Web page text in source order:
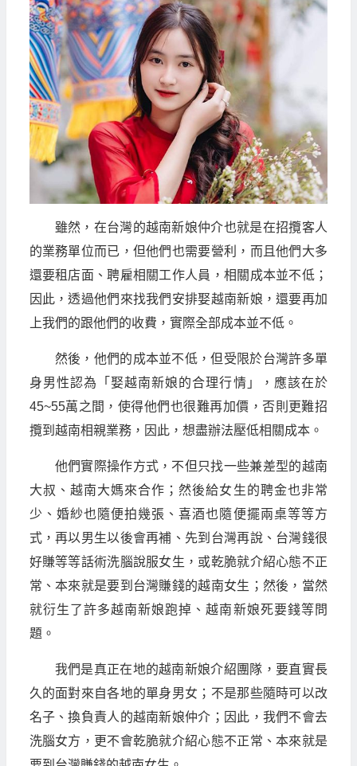
雖然，在台灣的越南新娘仲介也就是在招攬客人
的業務單位而已，但他們也需要營利，而且他們大多
還要租店面、聘雇相關工作人員，相關成本並不低；
因此，透過他們來找我們安排娶越南新娘，還要再加
上我們的跟他們的收費，實際全部成本並不低。
然後，他們的成本並不低，但受限於台灣許多單
身男性認為「娶越南新娘的合理行情」，應該在於
45~55萬之間，使得他們也很難再加價，否則更難招
攬到越南相親業務，因此，想盡辦法壓低相關成本。
他們實際操作方式，不但只找一些兼差型的越南
大叔、越南大媽來合作；然後給女生的聘金也非常
少、婚紗也隨便拍幾張、喜酒也隨便擺兩桌等等方
式，再以男生以後會再補、先到台灣再說、台灣錢很
好賺等等話術洗腦說服女生，或乾脆就介紹心態不正
常、本來就是要到台灣賺錢的越南女生；然後，當然
就衍生了許多越南新娘跑掉、越南新娘死要錢等問
題。
我們是真正在地的越南新娘介紹團隊，要直實長
久的面對來自各地的單身男女；不是那些隨時可以改
名子、換負責人的越南新娘仲介；因此，我們不會去
洗腦女方，更不會乾脆就介紹心態不正常、本來就是